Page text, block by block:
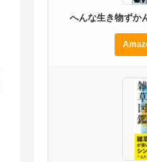
へんな生き物ずか